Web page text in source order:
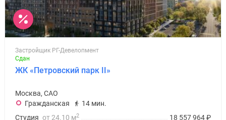
Застройщик РГ-Девелопмент
Сдан
ЖК «Петровский парк II»
Москва, САО
Гражданская
14 мин.
18 557 964₽
Студия от 24.10 м2